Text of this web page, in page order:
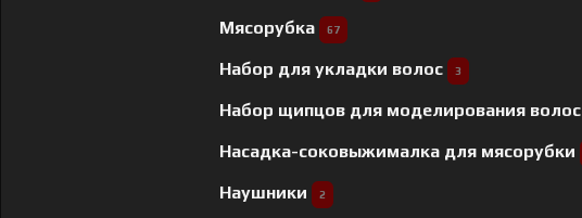
Мясорубка 67
Набор для укладки волос 3
Набор щипцов для моделирования волос
Насадка-соковыжималка для мясорубки
Наушники 2